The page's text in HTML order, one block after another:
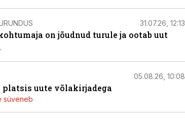
31.07.26, 12:13
on jõudnud turule ja ootab uut
05.08.26, 10:08
platsis uute võlakirjadega
süveneb